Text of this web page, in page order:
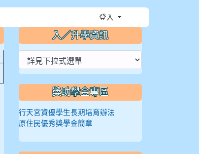
登入
入／升學資訊
獎助學金專區
行天宮資優學生長期培育辦法
原住民優秀獎學金簡章